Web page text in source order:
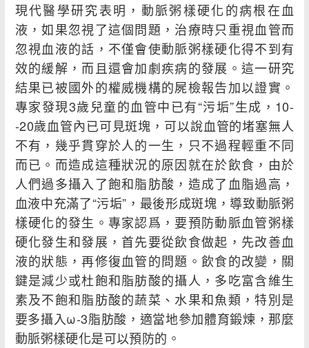
現代醫學研究表明，動脈粥樣硬化的病根在血
液，如果忽視了這個問題，治療時只重視血管而
忽視血液的話，不僅會使動脈粥樣硬化得不到有
效的緩解，而且還會加劇疾病的發展。這一研究
結果已被國外的權威機構的屍檢報告加以證實。
專家發現3歲兒童的血管中已有“污垢”生成，10-
-20歲血管內已可見斑塊，可以說血管的堵塞無人
不有，幾乎貫穿於人的一生，只不過程輕重不同
而已。而造成這種狀況的原因就在於飲食，由於
人們過多攝入了飽和脂肪酸，造成了血脂過高，
血液中充滿了“污垢”，最後形成斑塊，導致動脈粥
樣硬化的發生。專家認爲，要預防動脈血管粥樣
硬化發生和發展，首先要從飲食做起，先改善血
液的狀態，再修復血管的問題。飲食的改變，關
鍵是減少或杜飽和脂肪酸的攝人，多吃富含維生
素及不飽和脂肪酸的蔬菜、水果和魚類，特別是
要多攝入ω-3脂肪酸，適當地參加體育鍛煉，那麼
動脈粥樣硬化是可以預防的。